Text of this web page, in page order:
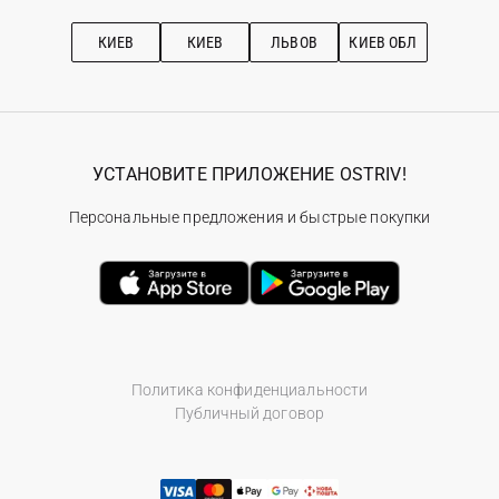
Рекомендации по уходу
КИЕВ КИЕВ ЛЬВОВ КИЕВ ОБЛ
Политика конфиденциальности
Публичный договор
УСТАНОВИТЕ ПРИЛОЖЕНИЕ OSTRIV!
Персональные предложения и быстрые покупки